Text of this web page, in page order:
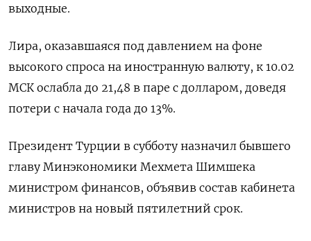
выходные.
Лира, оказавшаяся под давлением на фоне
высокого спроса на иностранную валюту, к 10.02
МСК ослабла до 21,48 в паре с долларом, доведя
потери с начала года до 13%.
Президент Турции в субботу назначил бывшего
главу Минэкономики Мехмета Шимшека
министром финансов, объявив состав кабинета
министров на новый пятилетний срок.